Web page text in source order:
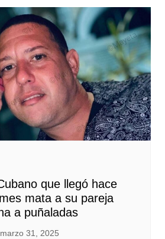
que llegó hace
mata a su pareja
a puñaladas
marzo 31, 2025